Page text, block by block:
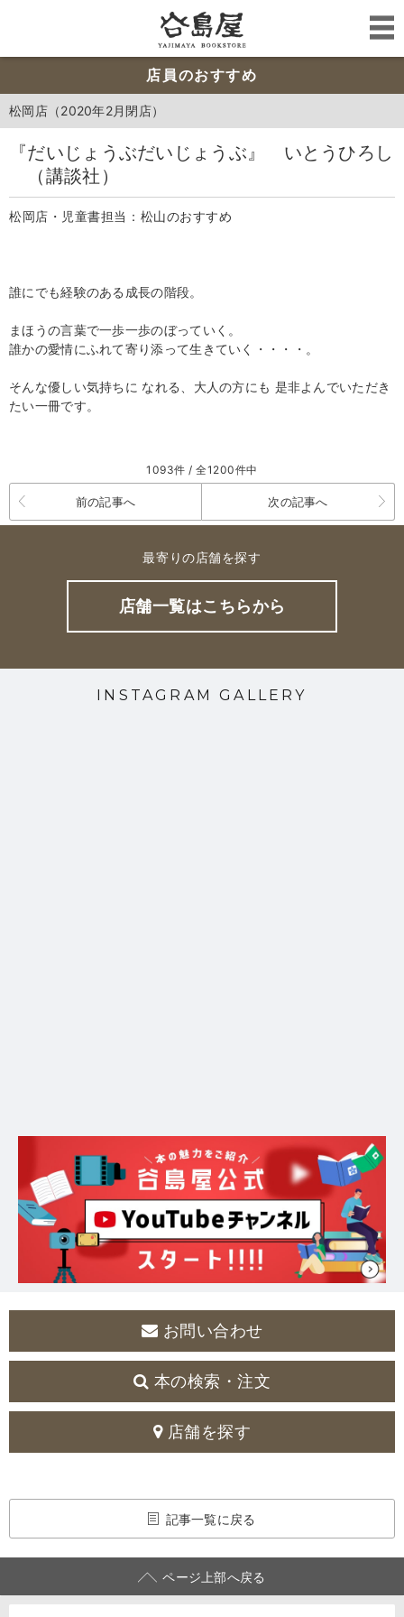
店員のおすすめ
松岡店（2020年2月閉店）
『だいじょうぶだいじょうぶ』 いとうひろし
（講談社）
松岡店・児童書担当：松山のおすすめ
誰にでも経験のある成長の階段。
まほうの言葉で一歩一歩のぼっていく。
誰かの愛情にふれて寄り添って生きていく・・・・。
そんな優しい気持ちに なれる、大人の方にも 是非よんでいただき
たい一冊です。
1093件 / 全1200件中
前の記事へ 次の記事へ
最寄りの店舗を探す
店舗一覧はこちらから
INSTAGRAM GALLERY
お問い合わせ
本の検索・注文
店舗を探す
記事一覧に戻る
ページ上部へ戻る